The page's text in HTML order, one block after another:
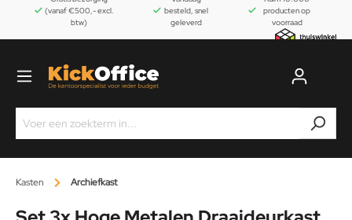
(vanaf €500,- excl.
btw)
besteld, snel
geleverd
producten op
voorraad
Kasten Archiefkast